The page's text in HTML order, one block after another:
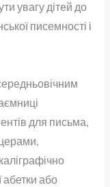
увагу дітей до
писемності і
для письма,
абетки або